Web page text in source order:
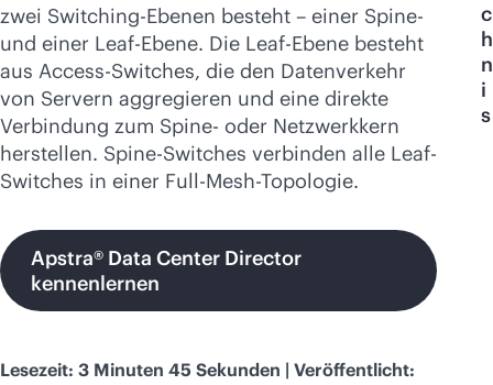
Jetzt kaufen
zwei Switching-Ebenen besteht – einer Spine-
und einer Leaf-Ebene. Die Leaf-Ebene besteht
aus Access-Switches, die den Datenverkehr
von Servern aggregieren und eine direkte
Verbindung zum Spine- oder Netzwerkkern
herstellen. Spine-Switches verbinden alle Leaf-
Switches in einer Full-Mesh-Topologie.
Apstra® Data Center Director
kennenlernen
c
h
n
i
s
Lesezeit: 3 Minuten 45 Sekunden | Veröffentlicht: